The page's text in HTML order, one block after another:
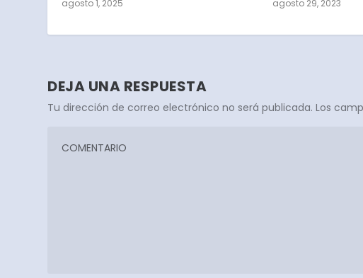
agosto 1, 2025 agosto 29, 2023
DEJA UNA RESPUESTA
Tu dirección de correo electrónico no será publicada. Los